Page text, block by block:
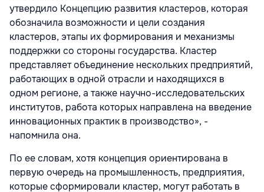
утвердило Концепцию развития кластеров, которая
обозначила возможности и цели создания
кластеров, этапы их формирования и механизмы
поддержки со стороны государства. Кластер
представляет объединение нескольких предприятий,
работающих в одной отрасли и находящихся в
одном регионе, а также науч­но-исследователь­ских
институтов, работа которых направлена на введение
инновационных практик в производство», -
напомнила она.
По ее словам, хотя концепция ориентирована в
первую очередь на промышленность, предприятия,
которые сформировали кластер, могут работать в